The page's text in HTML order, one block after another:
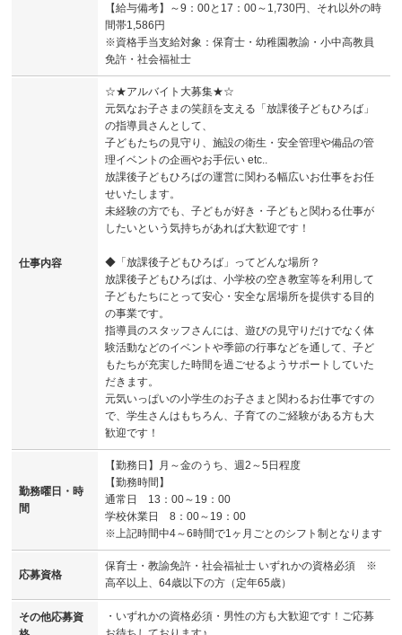
【給与備考】～9：00と17：00～1,730円、それ以外の時
間帯1,586円
※資格手当支給対象：保育士・幼稚園教諭・小中高教員
免許・社会福祉士
仕事内容
☆★アルバイト大募集★☆
元気なお子さまの笑顔を支える「放課後子どもひろば」
の指導員さんとして、
子どもたちの見守り、施設の衛生・安全管理や備品の管
理イベントの企画やお手伝い etc..
放課後子どもひろばの運営に関わる幅広いお仕事をお任
せいたします。
未経験の方でも、子どもが好き・子どもと関わる仕事が
したいという気持ちがあれば大歓迎です！
◆「放課後子どもひろば」ってどんな場所？
放課後子どもひろばは、小学校の空き教室等を利用して
子どもたちにとって安心・安全な居場所を提供する目的
の事業です。
指導員のスタッフさんには、遊びの見守りだけでなく体
験活動などのイベントや季節の行事などを通して、子ど
もたちが充実した時間を過ごせるようサポートしていた
だきます。
元気いっぱいの小学生のお子さまと関わるお仕事ですの
で、学生さんはもちろん、子育てのご経験がある方も大
歓迎です！
勤務曜日・時
間
【勤務日】月～金のうち、週2～5日程度
【勤務時間】
通常日 13：00～19：00
学校休業日 8：00～19：00
※上記時間中4～6時間で1ヶ月ごとのシフト制となります
応募資格
保育士・教諭免許・社会福祉士 いずれかの資格必須 ※
高卒以上、64歳以下の方（定年65歳）
その他応募資
・いずれかの資格必須・男性の方も大歓迎です！ご応募